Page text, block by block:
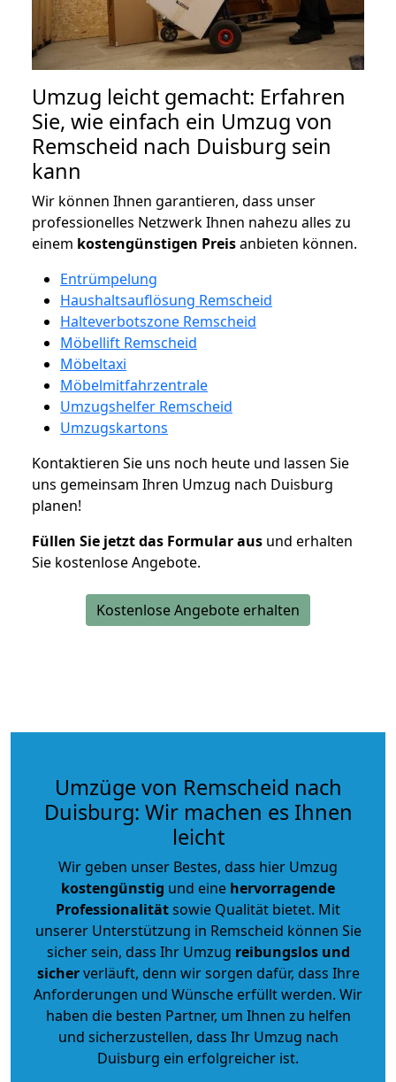
Umzug leicht gemacht: Erfahren
Sie, wie einfach ein Umzug von
Remscheid nach Duisburg sein
kann
Wir können Ihnen garantieren, dass unser
professionelles Netzwerk Ihnen nahezu alles zu
einem kostengünstigen Preisanbieten können.
Entrümpelung
Haushaltsauflösung Remscheid
Halteverbotszone Remscheid
Möbellift Remscheid
Möbeltaxi
Möbelmitfahrzentrale
Umzugshelfer Remscheid
Umzugskartons
Kontaktieren Sie uns noch heute und lassen Sie
uns gemeinsam Ihren Umzug nach Duisburg
planen!
Füllen Sie jetzt das Formular aus und erhalten
Sie kostenlose Angebote.
Kostenlose Angebote erhalten
Umzüge von Remscheid nach
Duisburg: Wir machen es Ihnen
leicht
Wir geben unser Bestes, dass hier Umzug
kostengünstig und eine hervorragende
Professionalitätsowie Qualität bietet. Mit
unserer Unterstützung in Remscheid können Sie
sicher sein, dass Ihr Umzug reibungslos und
sicherverläuft, denn wir sorgen dafür, dass Ihre
Anforderungen und Wünsche erfüllt werden. Wir
haben die besten Partner, um Ihnen zu helfen
und sicherzustellen, dass Ihr Umzug nach
Duisburg ein erfolgreicher ist.